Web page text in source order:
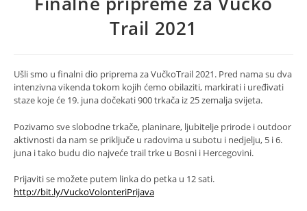
Trail 2021
Ušli smo u finalni dio priprema za VučkoTrail 2021. Pred nama su dva
intenzivna vikenda tokom kojih ćemo obilaziti, markirati i uređivati
staze koje će 19. juna dočekati 900 trkača iz 25 zemalja svijeta.
Pozivamo sve slobodne trkače, planinare, ljubitelje prirode i outdoor
aktivnosti da nam se priključe u radovima u subotu i nedjelju, 5 i 6.
juna i tako budu dio najveće trail trke u Bosni i Hercegovini.
Prijaviti se možete putem linka do petka u 12 sati.
http://bit.ly/VuckoVolonteriPrijava